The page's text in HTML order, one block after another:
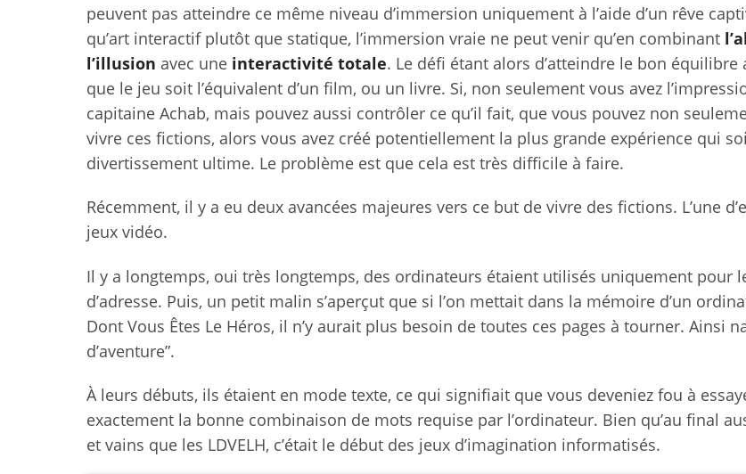
peuvent pas atteindre ce même niveau d’immersion uniquement à l’aide d’un rêve
qu’art interactif plutôt que statique, l’immersion vraie ne peut venir qu’en combinant
l’illusion avec une interactivité totale. Le défi étant alors d’atteindre le bon équilibre
que le jeu soit l’équivalent d’un film, ou un livre. Si, non seulement vous avez
capitaine Achab, mais pouvez aussi contrôler ce qu’il fait, que vous pouvez non
vivre ces fictions, alors vous avez créé potentiellement la plus grande expérience qui
divertissement ultime. Le problème est que cela est très difficile à faire.
Récemment, il y a eu deux avancées majeures vers ce but de vivre des fictions. L’une
jeux vidéo.
Il y a longtemps, oui très longtemps, des ordinateurs étaient utilisés uniquement pour
d’adresse. Puis, un petit malin s’aperçut que si l’on mettait dans la mémoire d’un
Dont Vous Êtes Le Héros, il n’y aurait plus besoin de toutes ces pages à tourner. Ainsi
d’aventure”.
À leurs débuts, ils étaient en mode texte, ce qui signifiait que vous deveniez fou à
exactement la bonne combinaison de mots requise par l’ordinateur. Bien qu’au final
et vains que les LDVELH, c’était le début des jeux d’imagination informatisés.